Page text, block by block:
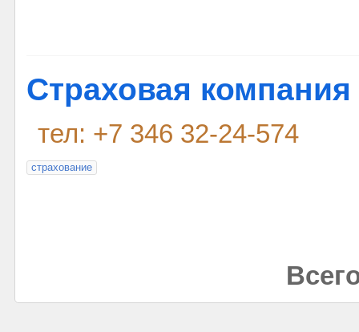
Страховая
тел: +7 346 32-24-574
страхование